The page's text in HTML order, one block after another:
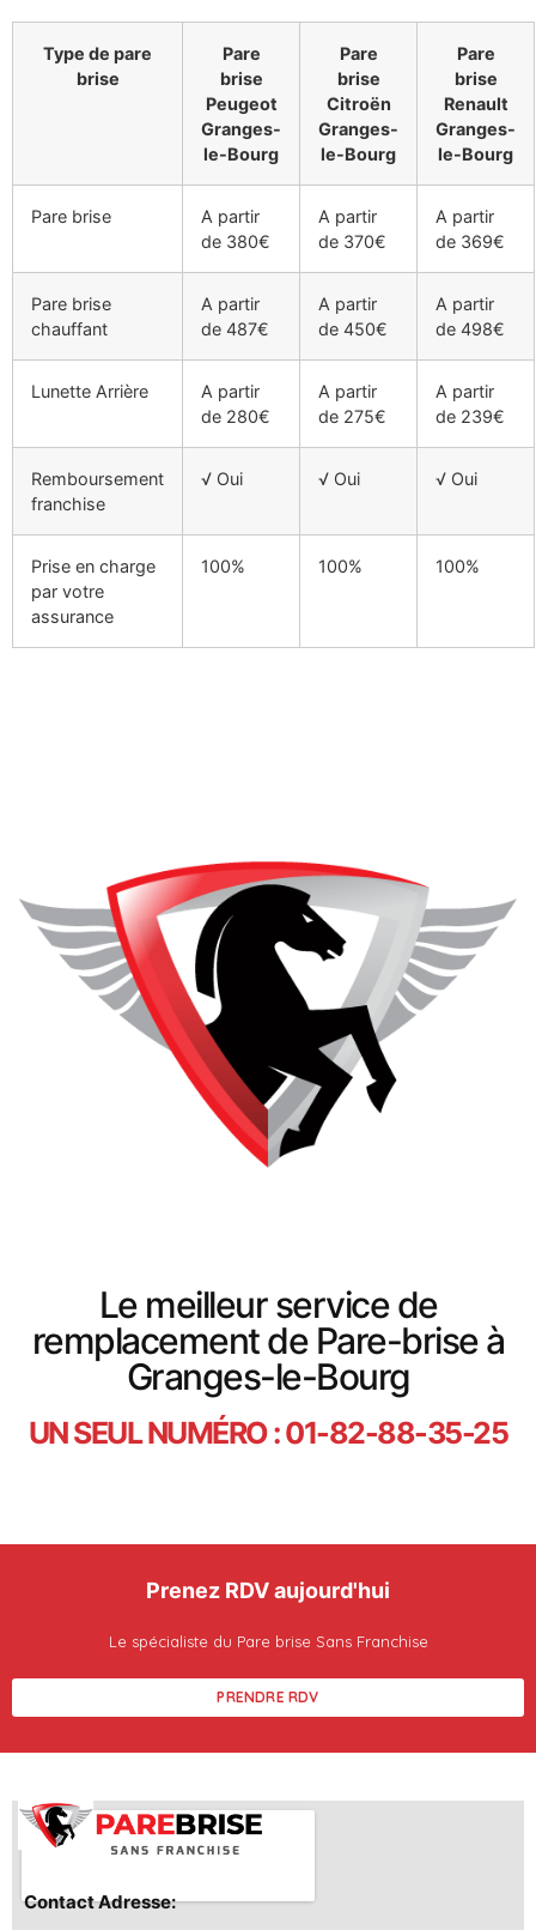
Type de pare
brise
Pare
brise
Peugeot
Granges-
le-Bourg
Pare
brise
Citroën
Granges-
le-Bourg
Pare
brise
Renault
Granges-
le-Bourg
Pare brise
A partir
de 380€
A partir
de 370€
A partir
de 369€
Pare brise
chauffant
A partir
de 487€
A partir
de 450€
A partir
de 498€
Lunette Arrière
A partir
de 280€
A partir
de 275€
A partir
de 239€
Remboursement
franchise
√ Oui √ Oui √ Oui
Prise en charge
par votre
assurance
100% 100% 100%
Le meilleur service de
remplacement de Pare-brise à
Granges-le-Bourg
UN SEUL NUMÉRO : 01-82-88-35-25
Prenez RDV aujourd'hui
Le spécialiste du Pare brise Sans Franchise
PRENDRE RDV
Contact Adresse: